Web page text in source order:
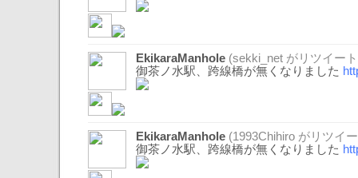
EkikaraManhole (sekki_net がリツイー
御茶ノ水駅、跨線橋が無くなりました
EkikaraManhole (1993Chihiro がリツイ
御茶ノ水駅、跨線橋が無くなりました